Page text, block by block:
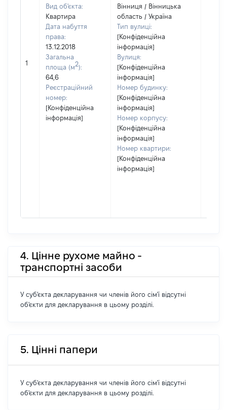
1
Вид об'єкта:
Квартира
Дата набуття
права:
13.12.2018
Загальна
площа (м2):
64,6
Реєстраційний
номер:
[Конфіденційна
інформація]
Вінниця / Вінницька
область / Україна
Тип вулиці:
[Конфіденційна
інформація]
Вулиця:
[Конфіденційна
інформація]
Номер будинку:
[Конфіденційна
інформація]
Номер корпусу:
[Конфіденційна
інформація]
Номер квартири:
[Конфіденційна
інформація]
4. Цінне рухоме майно -
транспортні засоби
У суб'єкта декларування чи членів його сім'ї відсутні
об'єкти для декларування в цьому розділі.
5. Цінні папери
У суб'єкта декларування чи членів його сім'ї відсутні
об'єкти для декларування в цьому розділі.